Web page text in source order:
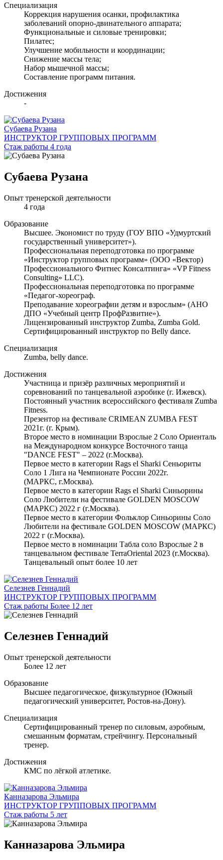
Специализация
Коррекция нарушения осанки, профилактика
заболеваний опорно-двинательного аппарата;
Функциональные и силовые тренировки;
Пилатес;
Улучшение мобильности и координации;
Снижение массы тела;
Набор мышечной массы;
Составление программ питания.
Достижения
-
Субаева Рузана
ИНСТРУКТОР ГРУППОВЫХ ПРОГРАММ
Стаж работы 4 года
Субаева Рузана
Опыт тренерской деятельности
4 года
Образование
Высшее. Экономист по труду (ГОУ ВПО «Удмуртский
государственный университет»).
Профессиональная переподготовка по программе
«Инструктор групповых программ» (ООО «Вектор)
Профессионального Фитнес Консалтинга» «VP Fitness
Consulting» LLC).
Профессиональная переподготовка по программе
«Педагог-хореограф.
Преподавание хореографии детям и взрослым» (АНО
ДПО «Учебный центр ПрофРазвитие»).
Лицензированный инструктор Zumba, Zumba Gold.
Сертифицированный инструктор по Belly dance.
Специализация
Zumba, belly dance.
Достижения
Участница и призёр различных мероприятий и
соревнований по танцевальной аэробике (г. Ижевск).
Постоянный участник всероссийского фестиваля Zumba
Fitness.
Презентор на фестивале CRIMEAN ZUMBA FEST
2021г. (г. Крым).
Второе место в номинации Взрослые 2 Соло Ориенталь
на Международном конкурсе Восточного танца
"DANCE FEST" – 2022 (г.Москва).
Первое место в категории Rags el Sharki Сеньориты
Соло 1 Лига на Чемпионате России 2022г.
(МАРКС, г.Москва).
Первое место в категории Rags el Sharki Синьорины
Соло Любители на фестивале GOLDEN MOSCOW
(МАРКС) 2022 г (г.Москва).
Первое место в категории Фольклор Синьорины Соло
Любители на фестивале GOLDEN MOSCOW (МАРКС)
2022 г (г.Москва).
Первое место в номинации Табла соло Взрослые 2 в
танцевальном фестивале TerraOriental 2023 (г.Москва).
Танцевальный опыт более 10 лет
Селезнев Геннадий
ИНСТРУКТОР ГРУППОВЫХ ПРОГРАММ
Стаж работы Более 12 лет
Селезнев Геннадий
Опыт тренерской деятельности
Более 12 лет
Образование
Высшее педагогическое, физкультурное (Южный
педагогический университет, Ростов-на-Дону).
Специализация
Сертифицированный тренер по силовым, аэробным,
смешанным форматам, стрейчингу. Персональный
тренер.
Достижения
КМС по лёгкой атлетике.
Канназарова Эльмира
ИНСТРУКТОР ГРУППОВЫХ ПРОГРАММ
Стаж работы 5 лет
Канназарова Эльмира